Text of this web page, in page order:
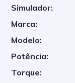
Simulador:
Marca:
Modelo:
Potência:
Torque: